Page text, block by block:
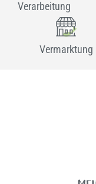
Verarbeitung
Vermarktung